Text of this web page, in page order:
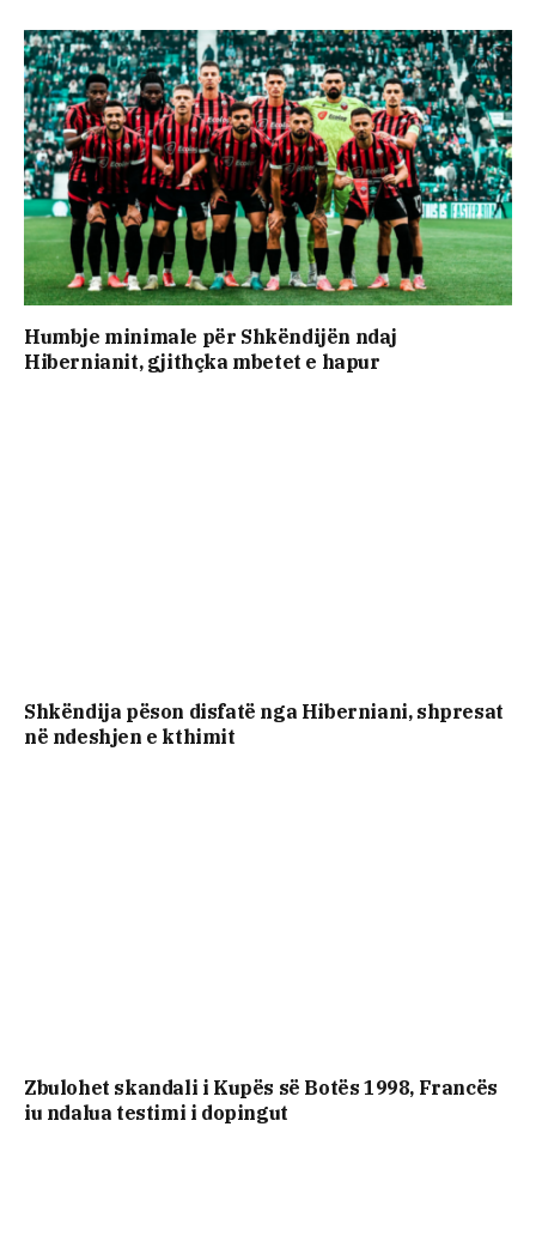
Humbje minimale për Shkëndijën ndaj
Hibernianit, gjithçka mbetet e hapur
Shkëndija pëson disfatë nga Hiberniani, shpresat
në ndeshjen e kthimit
Zbulohet skandali i Kupës së Botës 1998, Francës
iu ndalua testimi i dopingut